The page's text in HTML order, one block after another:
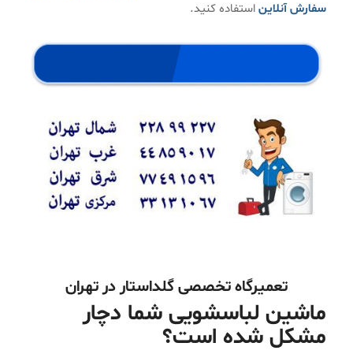
سفارش آنلایناستفاده کنید.
تعمیرگاه تخصصی گلداستار در تهران
ماشین لباسشویی شما دچار
مشکل شده است؟